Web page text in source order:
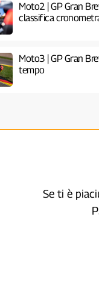
Moto2 | GP Gran
classifica
Moto3 | GP Gran
tempo
Se ti è